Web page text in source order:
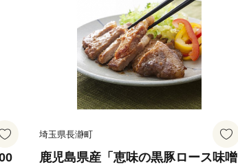
埼玉県長瀞町
鹿児島県産「恵味の黒豚ロース味噌